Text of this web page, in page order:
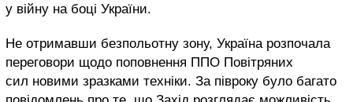
у війну на боці України.
Не отримавши безпольотну зону, Україна розпочала
переговори щодо поповнення ППО Повітряних
сил новими зразками техніки. За півроку було багато